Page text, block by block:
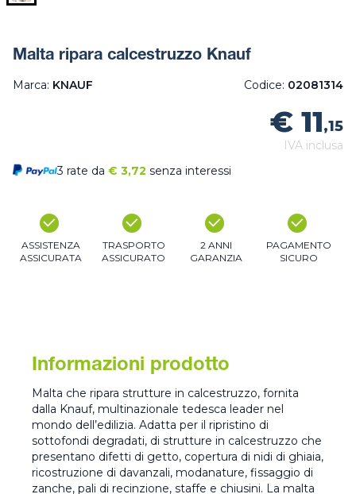
Malta ripara calcestruzzo Knauf
Marca: KNAUF Codice: 02081314
€ 11,15
IVA inclusa
3 rate da € 3,72 senza interessi
ASSISTENZA
ASSICURATA
TRASPORTO
ASSICURATO
2 ANNI
GARANZIA
PAGAMENTO
SICURO
Informazioni prodotto
Malta che ripara strutture in calcestruzzo, fornita
dalla Knauf, multinazionale tedesca leader nel
mondo dell’edilizia. Adatta per il ripristino di
sottofondi degradati, di strutture in calcestruzzo che
presentano difetti di getto, copertura di nidi di ghiaia,
ricostruzione di davanzali, modanature, fissaggio di
zanche, pali di recinzione, staffe e chiusini. La malta